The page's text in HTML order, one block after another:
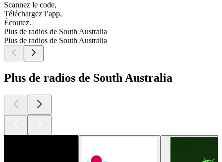
Scannez le code,
Téléchargez l’app,
Écoutez.
Plus de radios de South Australia
Plus de radios de South Australia
Plus de radios de South Australia